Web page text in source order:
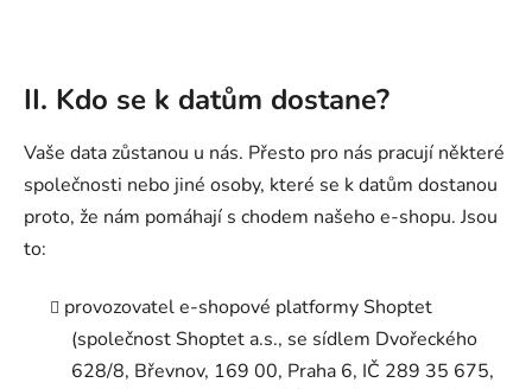
II. Kdo se k datům dostane?
Vaše data zůstanou u nás. Přesto pro nás pracují některé
společnosti nebo jiné osoby, které se k datům dostanou
proto, že nám pomáhají s chodem našeho e-shopu. Jsou
to:
provozovatel e-shopové platformy Shoptet
(společnost Shoptet a.s., se sídlem Dvořeckého
628/8, Břevnov, 169 00, Praha 6, IČ 289 35 675,